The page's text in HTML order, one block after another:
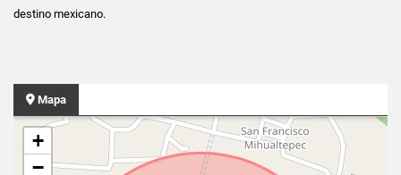
destino mexicano.
Mapa
+
−